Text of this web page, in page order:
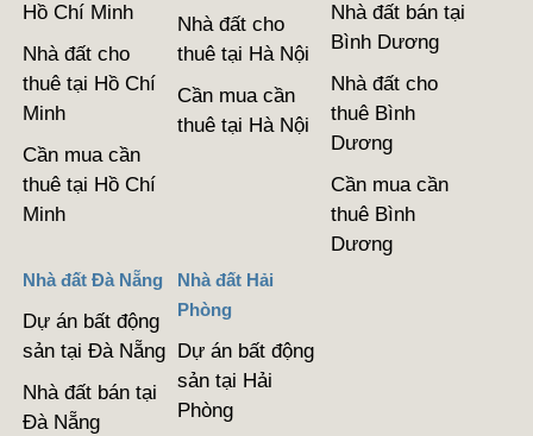
Hồ Chí Minh
Nhà đất cho
thuê tại Hồ Chí
Minh
Cần mua cần
thuê tại Hồ Chí
Minh
Nhà đất cho
thuê tại Hà Nội
Cần mua cần
thuê tại Hà Nội
Nhà đất bán tại
Bình Dương
Nhà đất cho
thuê Bình
Dương
Cần mua cần
thuê Bình
Dương
Nhà đất Đà Nẵng
Dự án bất động
sản tại Đà Nẵng
Nhà đất bán tại
Đà Nẵng
Nhà đất Hải
Phòng
Dự án bất động
sản tại Hải
Phòng